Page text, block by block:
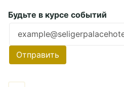
Подробнее
Будьте в курсе событий
Ошибка заполнения
Отправить